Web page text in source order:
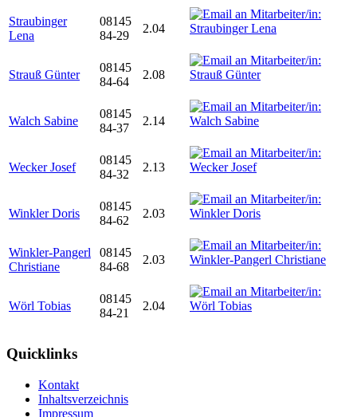
Straubinger
Lena
08145
84-29
2.04
Strauß Günter
08145
84-64
2.08
Walch Sabine
08145
84-37
2.14
Wecker Josef
08145
84-32
2.13
Winkler Doris
08145
84-62
2.03
Winkler-Pangerl
Christiane
08145
84-68
2.03
Wörl Tobias
08145
84-21
2.04
Quicklinks
Kontakt
Inhaltsverzeichnis
Impressum